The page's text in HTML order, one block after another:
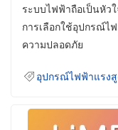
ระบบไฟฟ้าถือเป็นหัว
การเลือกใช้อุปกรณ์ไ
ความปลอดภัย
อุปกรณ์ไฟฟ้าแรงสู